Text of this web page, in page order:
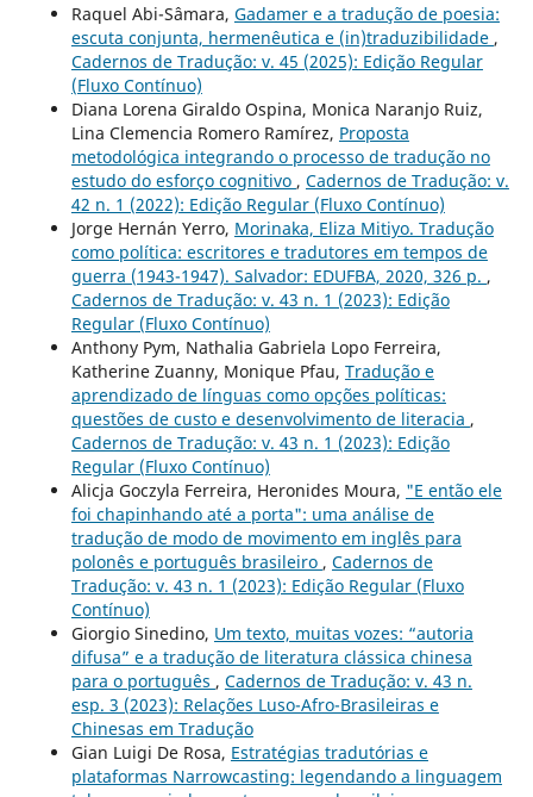
Raquel Abi-Sâmara, Gadamer e a tradução de poesia:
escuta conjunta, hermenêutica e (in)traduzibilidade ,
Cadernos de Tradução: v. 45 (2025): Edição Regular
(Fluxo Contínuo)
Diana Lorena Giraldo Ospina, Monica Naranjo Ruiz,
Lina Clemencia Romero Ramírez, Proposta
metodológica integrando o processo de tradução no
estudo do esforço cognitivo , Cadernos de Tradução: v.
42 n. 1 (2022): Edição Regular (Fluxo Contínuo)
Jorge Hernán Yerro, Morinaka, Eliza Mitiyo. Tradução
como política: escritores e tradutores em tempos de
guerra (1943-1947). Salvador: EDUFBA, 2020, 326 p. ,
Cadernos de Tradução: v. 43 n. 1 (2023): Edição
Regular (Fluxo Contínuo)
Anthony Pym, Nathalia Gabriela Lopo Ferreira,
Katherine Zuanny, Monique Pfau, Tradução e
aprendizado de línguas como opções políticas:
questões de custo e desenvolvimento de literacia ,
Cadernos de Tradução: v. 43 n. 1 (2023): Edição
Regular (Fluxo Contínuo)
Alicja Goczyla Ferreira, Heronides Moura, "E então ele
foi chapinhando até a porta": uma análise de
tradução de modo de movimento em inglês para
polonês e português brasileiro , Cadernos de
Tradução: v. 43 n. 1 (2023): Edição Regular (Fluxo
Contínuo)
Giorgio Sinedino, Um texto, muitas vozes: “autoria
difusa” e a tradução de literatura clássica chinesa
para o português , Cadernos de Tradução: v. 43 n.
esp. 3 (2023): Relações Luso-Afro-Brasileiras e
Chinesas em Tradução
Gian Luigi De Rosa, Estratégias tradutórias e
plataformas Narrowcasting: legendando a linguagem